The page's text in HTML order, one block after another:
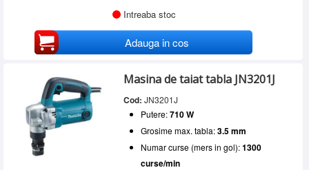
Intreaba stoc
Adauga in cos
Masina de taiat tabla JN3201J
Cod: JN3201J
Putere:710 W
Grosime max. tabla:3.5 mm
Numar curse (mers in gol):1300
curse/min